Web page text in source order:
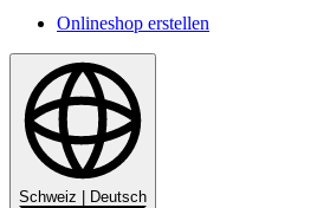
Onlineshop erstellen
Schweiz Deutsch